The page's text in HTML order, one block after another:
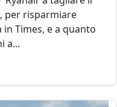
per risparmiare
Times, e a quanto
a...